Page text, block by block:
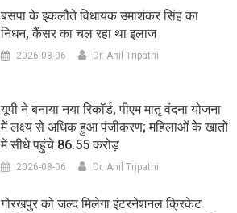
बसपा के इकलौते विधायक उमाशंकर सिंह का
निधन, कैंसर का चल रहा था इलाज
2026-08-06 Dr. Anil Tripathi
यूपी ने बनाया नया रिकॉर्ड, पीएम मातृ वंदना योजना
में लक्ष्य से अधिक हुआ पंजीकरण; महिलाओं के खातों
में सीधे पहुंचे 86.55 करोड़
2026-08-06 Dr. Anil Tripathi
गोरखपुर को जल्द मिलेगा इंटरनेशनल क्रिकेट